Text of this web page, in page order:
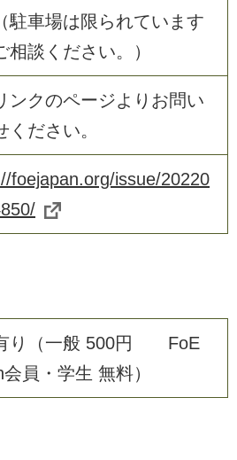
駐車場は限られています
相談ください。）
ンクのページよりお問い
ください。
foejapan.org/issue/20220
り（一般 500円 FoE
員・学生 無料）